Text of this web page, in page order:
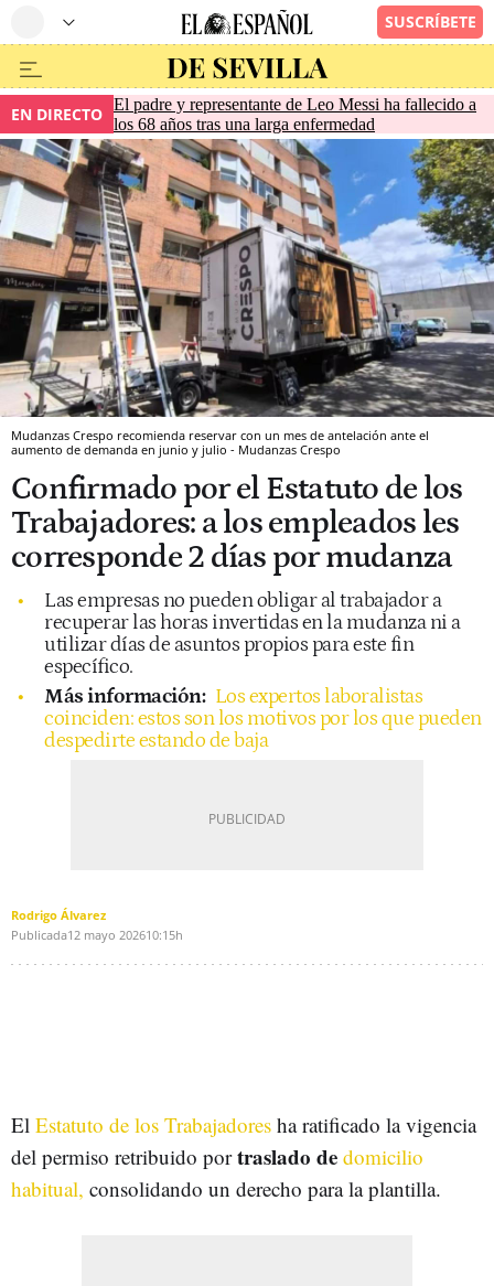
EN DIRECTO El padre y representante de Leo Messi ha fallecido a
los 68 años tras una larga enfermedad
Mudanzas Crespo recomienda reservar con un mes de antelación ante el
aumento de demanda en junio y julio - Mudanzas Crespo
Confirmado por el Estatuto de los
Trabajadores: a los empleados les
corresponde 2 días por mudanza
Las empresas no pueden obligar al trabajador a
recuperar las horas invertidas en la mudanza ni a
utilizar días de asuntos propios para este fin
específico.
Más información: Los expertos laboralistas
coinciden: estos son los motivos por los que pueden
despedirte estando de baja
Rodrigo Álvarez
Publicada12 mayo 202610:15h
El Estatuto de los Trabajadores ha ratificado la vigencia
del permiso retribuido portraslado de domicilio
habitual, consolidando un derecho para la plantilla.